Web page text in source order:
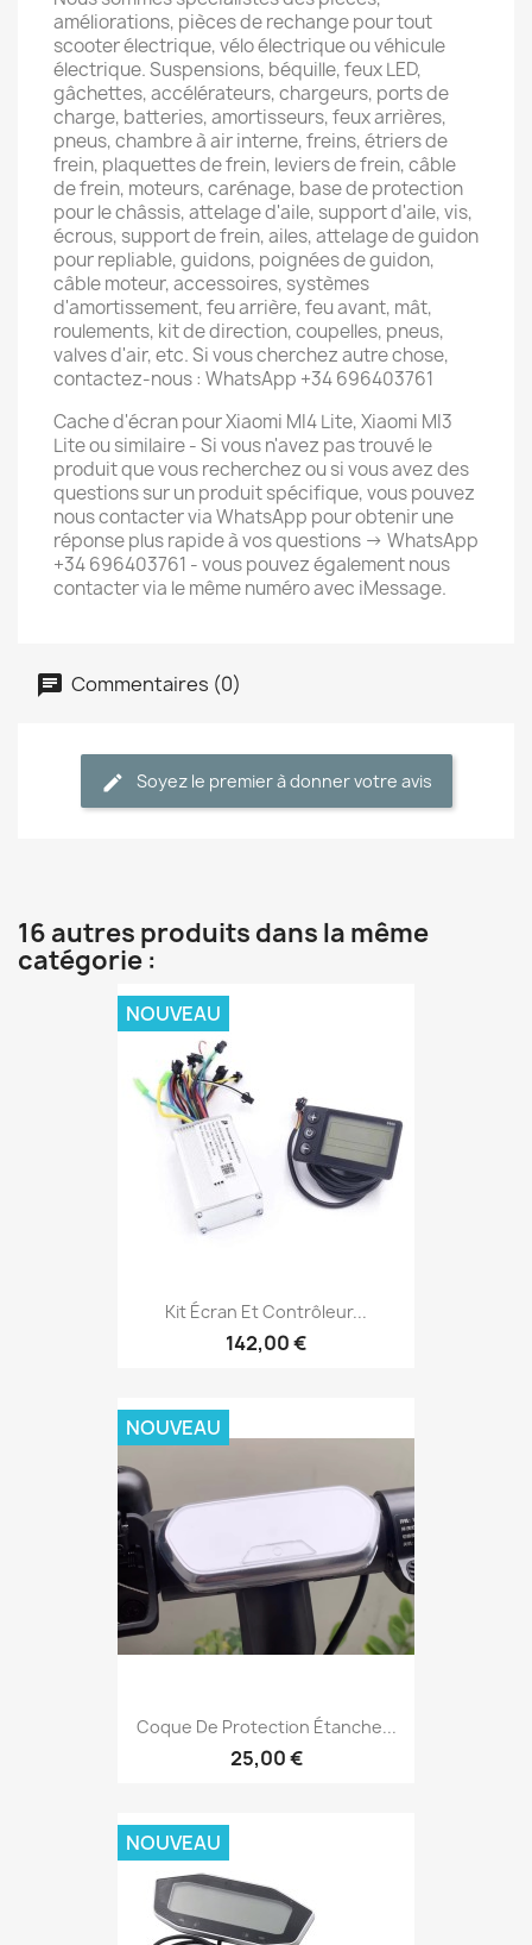
améliorations, pièces de rechange pour tout
scooter électrique, vélo électrique ou véhicule
électrique. Suspensions, béquille, feux LED,
gâchettes, accélérateurs, chargeurs, ports de
charge, batteries, amortisseurs, feux arrières,
pneus, chambre à air interne, freins, étriers de
frein, plaquettes de frein, leviers de frein, câble
de frein, moteurs, carénage, base de protection
pour le châssis, attelage d'aile, support d'aile, vis,
écrous, support de frein, ailes, attelage de guidon
pour repliable, guidons, poignées de guidon,
câble moteur, accessoires, systèmes
d'amortissement, feu arrière, feu avant, mât,
roulements, kit de direction, coupelles, pneus,
valves d'air, etc. Si vous cherchez autre chose,
contactez-nous : WhatsApp +34 696403761
Cache d'écran pour Xiaomi MI4 Lite, Xiaomi MI3
Lite ou similaire - Si vous n'avez pas trouvé le
produit que vous recherchez ou si vous avez des
questions sur un produit spécifique, vous pouvez
nous contacter via WhatsApp pour obtenir une
réponse plus rapide à vos questions -> WhatsApp
+34 696403761 - vous pouvez également nous
contacter via le même numéro avec iMessage.
Commentaires (0)
Soyez le premier à donner votre avis
16 autres produits dans la même
catégorie :
Kit Écran Et Contrôleur...
142,00 €
NOUVEAU
Coque De Protection Étanche...
25,00 €
NOUVEAU
NOUVEAU